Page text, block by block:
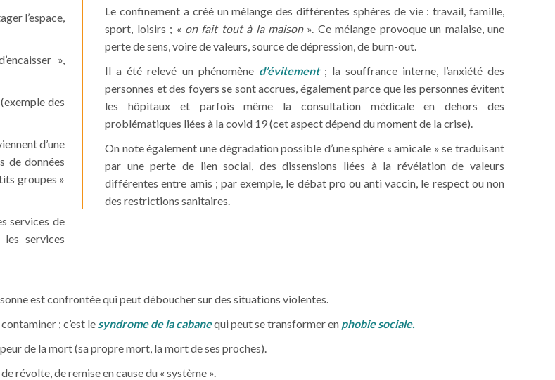
l’espace,
»,
des
d’une
de données
groupes »
services de
services
Le confinement a créé un mélange des différentes sphères de vie : travail, famille,
sport, loisirs ; « on fait tout à la maison». Ce mélange provoque un malaise, une
perte de sens, voire de valeurs, source de dépression, de burn-out.
Il a été relevé un phénomène d’évitement; la souffrance interne, l’anxiété des
personnes et des foyers se sont accrues, également parce que les personnes évitent
les hôpitaux et parfois même la consultation médicale en dehors des
problématiques liées à la covid 19 (cet aspect dépend du moment de la crise).
On note également une dégradation possible d’une sphère « amicale » se traduisant
par une perte de lien social, des dissensions liées à la révélation de valeurs
différentes entre amis ; par exemple, le débat pro ou anti vaccin, le respect ou non
des restrictions sanitaires.
est confrontée qui peut déboucher sur des situations violentes.
; c’est le syndrome de la cabanequi peut se transformer en phobie sociale.
de la mort (sa propre mort, la mort de ses proches).
révolte, de remise en cause du « système ».